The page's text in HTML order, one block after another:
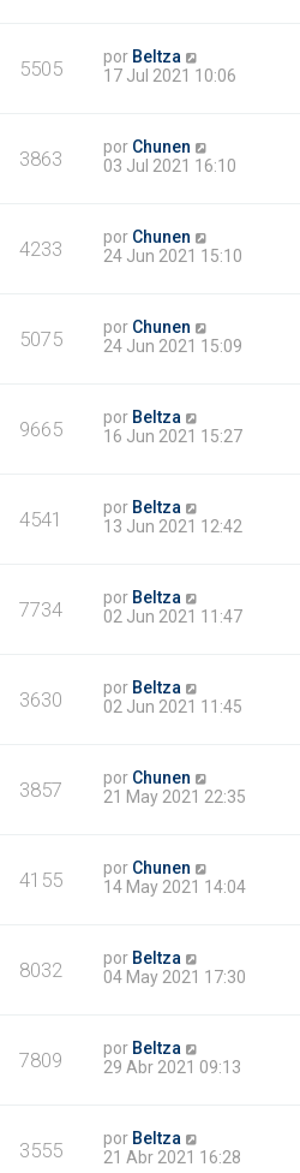
5505 por Beltza
17 Jul 2021 10:06
3863 por Chunen
03 Jul 2021 16:10
4233 por Chunen
24 Jun 2021 15:10
5075 por Chunen
24 Jun 2021 15:09
9665 por Beltza
16 Jun 2021 15:27
4541 por Beltza
13 Jun 2021 12:42
7734 por Beltza
02 Jun 2021 11:47
3630 por Beltza
02 Jun 2021 11:45
3857 por Chunen
21 May 2021 22:35
4155 por Chunen
14 May 2021 14:04
8032 por Beltza
04 May 2021 17:30
7809 por Beltza
29 Abr 2021 09:13
3555 por Beltza
21 Abr 2021 16:28